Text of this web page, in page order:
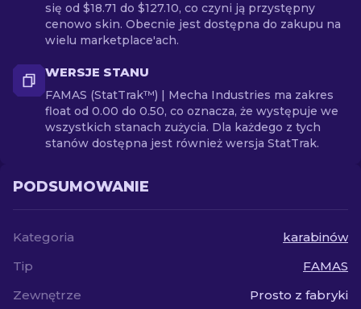
się od $18.71 do $127.10, co czyni ją przystępny
cenowo skin. Obecnie jest dostępna do zakupu na
wielu marketplace'ach.
WERSJE STANU
FAMAS (StatTrak™) | Mecha Industries ma zakres
float od 0.00 do 0.50, co oznacza, że występuje we
wszystkich stanach zużycia. Dla każdego z tych
stanów dostępna jest również wersja StatTrak.
PODSUMOWANIE
Kategoria
karabinów
Tip
FAMAS
Zewnętrze
Prosto z fabryki